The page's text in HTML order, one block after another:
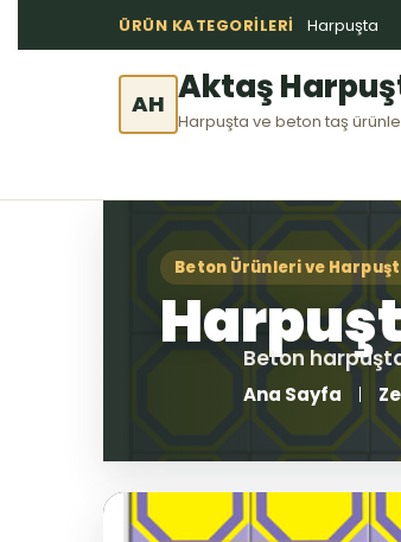
ÜRÜN KATEGORILERI Harpuşta
AH Aktaş
Harpuşta ve beton taş
Ana Sayfa